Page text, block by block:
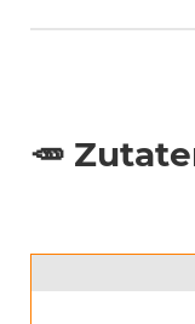
🥕